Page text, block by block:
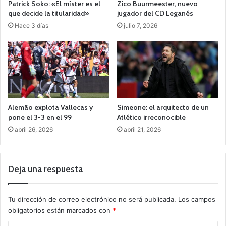
u
t
o
r
r
o
g
a
l
a
c
l
i
c
a
i
ó
n
e
Patrick Soko: «El míster es el
que decide la titularidad»
Hace 3 días
Zico Buurmeester, nuevo
jugador del CD Leganés
julio 7, 2026
Alemão explota Vallecas y
pone el 3-3 en el 99
abril 26, 2026
Simeone: el arquitecto de un
Atlético irreconocible
abril 21, 2026
Deja una respuesta
Tu dirección de correo electrónico no será publicada. Los campos
obligatorios están marcados con *